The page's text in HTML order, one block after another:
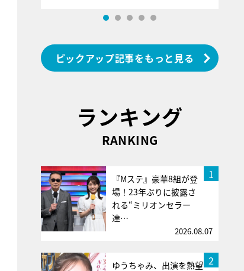
ピックアップ記事をもっと見る
ランキング
RANKING
1
『Mステ』豪華8組が登
場！23年ぶりに披露さ
れる“ミリオンセラー
達…
2026.08.07
2
ゆうちゃみ、出演を熱望